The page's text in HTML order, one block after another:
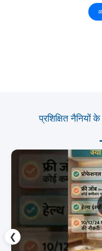
प्रशिक्षित नैनियों
❮